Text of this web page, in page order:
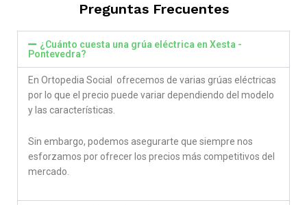
Preguntas Frecuentes
¿Cuánto cuesta una grúa eléctrica en Xesta -
Pontevedra?
En Ortopedia Social ofrecemos de varias grúas eléctricas
por lo que el precio puede variar dependiendo del modelo
y las características.
Sin embargo, podemos asegurarte que siempre nos
esforzamos por ofrecer los precios más competitivos del
mercado.